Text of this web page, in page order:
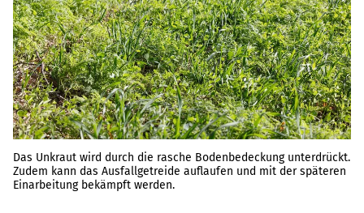
Das Unkraut wird durch die rasche Bodenbedeckung unterdrückt.
Zudem kann das Ausfallgetreide auflaufen und mit der späteren
Einarbeitung bekämpft werden.